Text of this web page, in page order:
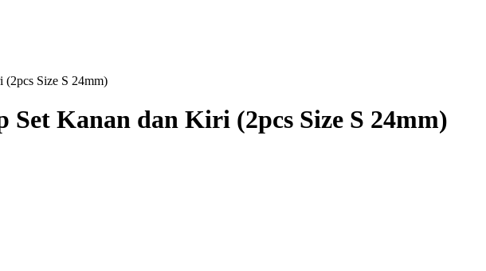
(2pcs Size S 24mm)
Set Kanan dan Kiri (2pcs Size S 24mm)